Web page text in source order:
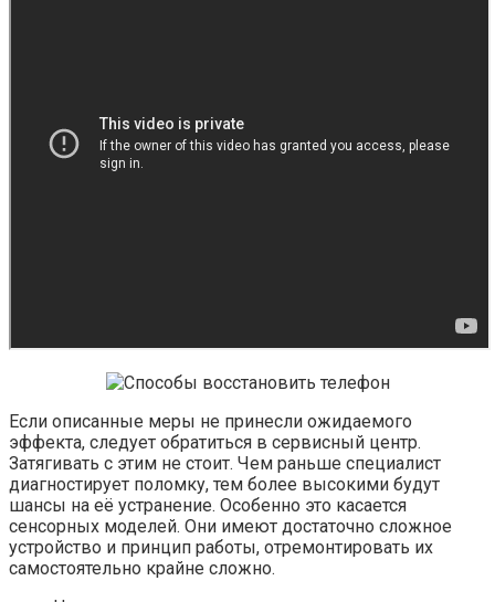
Если описанные меры не принесли ожидаемого
эффекта, следует обратиться в сервисный центр.
Затягивать с этим не стоит. Чем раньше специалист
диагностирует поломку, тем более высокими будут
шансы на её устранение. Особенно это касается
сенсорных моделей. Они имеют достаточно сложное
устройство и принцип работы, отремонтировать их
самостоятельно крайне сложно.